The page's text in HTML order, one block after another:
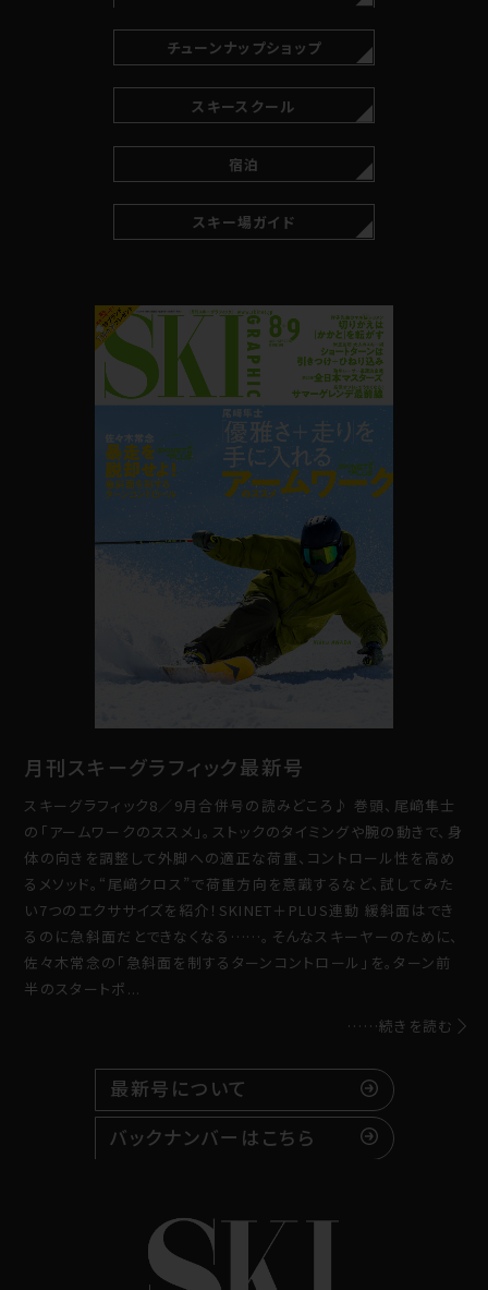
チューンナップショップ
スキースクール
宿泊
スキー場ガイド
月刊スキーグラフィック最新号
スキーグラフィック8／9月合併号の読みどころ♪ 巻頭、尾﨑隼士
の「アームワークのススメ」。ストックのタイミングや腕の動きで、身
体の向きを調整して外脚への適正な荷重、コントロール性を高め
るメソッド。“尾﨑クロス”で荷重方向を意識するなど、試してみた
い7つのエクササイズを紹介！SKINET＋PLUS連動 緩斜面はでき
るのに急斜面だとできなくなる……。そんなスキーヤーのために、
佐々木常念の「急斜面を制するターンコントロール」を。ターン前
半のスタートポ...
……続きを読む
最新号について
バックナンバーはこちら